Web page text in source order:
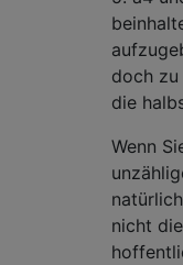
doch
die
Wenn
nicht